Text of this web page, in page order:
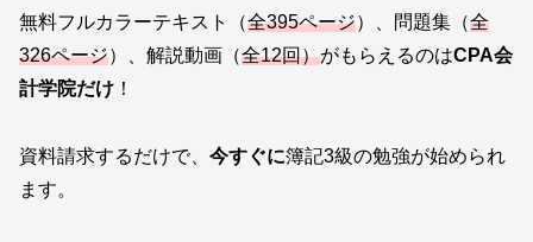
無料フルカラーテキスト（全395ページ）、問題集（全
326ページ）、解説動画（全12回）がもらえるのはCPA会
計学院だけ ！
資料請求するだけで、 今すぐに簿記3級の勉強が始められ
ます。